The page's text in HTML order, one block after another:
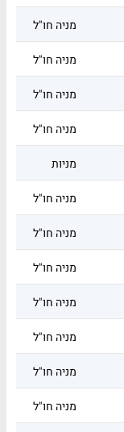
מניה חו"ל
מניה חו"ל
מניה חו"ל
מניה חו"ל
מניות
מניה חו"ל
מניה חו"ל
מניה חו"ל
מניה חו"ל
מניה חו"ל
מניה חו"ל
מניה חו"ל